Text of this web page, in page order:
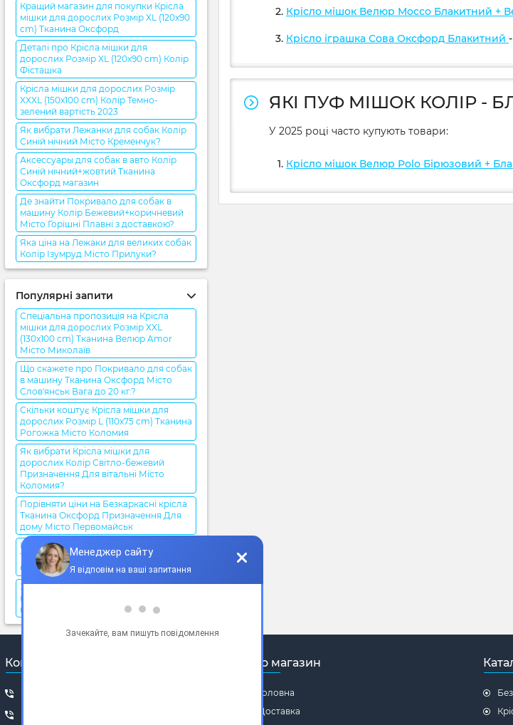
Кращий магазин для покупки Крісла
мішки для дорослих Розмір XL (120x90
cm) Тканина Оксфорд
Деталі про Крісла мішки для
дорослих Розмір XL (120x90 cm) Колір
Фісташка
Крісла мішки для дорослих Розмір
XXXL (150x100 cm) Колір Темно-
зелений вартість 2023
Як вибрати Лежанки для собак Колір
Синій нічний Місто Кременчук?
Аксессуары для собак в авто Колір
Синій нічний+жовтий Тканина
Оксфорд магазин
Де знайти Покривало для собак в
машину Колір Бежевий+коричневий
Місто Горішні Плавні з доставкою?
Яка ціна на Лежаки для великих собак
Колір Ізумруд Місто Прилуки?
Популярні запити
Спеціальна пропозиція на Крісла
мішки для дорослих Розмір XXL
(130x100 cm) Тканина Велюр Amor
Місто Миколаїв
Що скажете про Покривало для собак
в машину Тканина Оксфорд Місто
Слов'янськ Вага до 20 кг.?
Скільки коштує Крісла мішки для
дорослих Розмір L (110x75 cm) Тканина
Рогожка Місто Коломия
Як вибрати Крісла мішки для
дорослих Колір Світло-бежевий
Призначення Для вітальні Місто
Коломия?
Порівняти ціни на Безкаркасні крісла
Тканина Оксфорд Призначення Для
дому Місто Первомайськ
Купити Підстилки для котів Колір
Темно-сірий Тканина Оксфорд Місто
Сміла у Харкові
Замовити Крісла пуфи Розмір XL
(120x90 cm) Форма Груша Місто Сміла
в Україні
Крісло мішок Велюр Mocco Блакитний +
Крісло іграшка Сова Оксфорд Блакитний
ЯКІ ПУФ МІШОК КОЛІР -
У 2025 році часто купують товари:
Крісло мішок Велюр Polo Бірюзовий +
Контакти
+380 (97) 016 57 29
+380 (66) 069 64 85
Про магазин
Головна
Доставка